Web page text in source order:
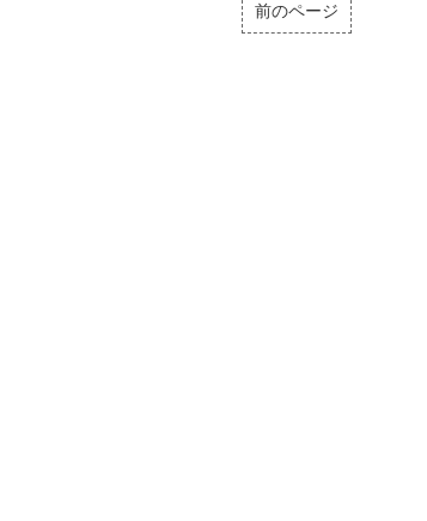
前のページ